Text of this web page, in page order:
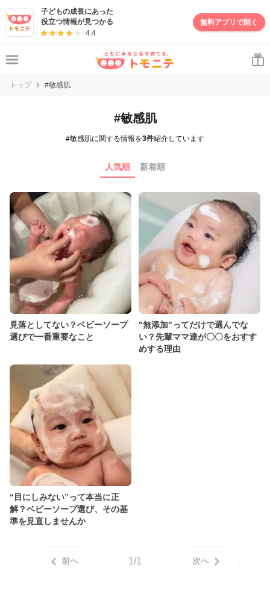
子どもの成長にあった
役立つ情報が見つかる
4.4
無料アプリで開く
トップ #敏感肌
#敏感肌
#敏感肌に関する情報を3件紹介しています
人気順 新着順
見落としてない？ベビーソープ
選びで一番重要なこと
"無添加"ってだけで選んでな
い？先輩ママ達が〇〇をおすす
めする理由
“目にしみない”って本当に正
解？ベビーソープ選び、その基
準を見直しませんか
前へ 1/1 次へ